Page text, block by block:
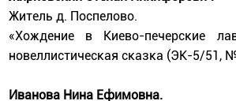
Житель д. Поспелово.
«Хождение в Киево-печерские
новеллистическая сказка (ЭК-5/51,
Иванова Нина Ефимовна.